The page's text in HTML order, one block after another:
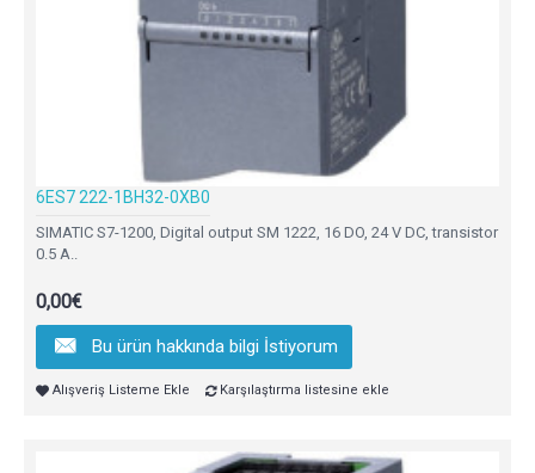
6ES7 222-1BH32-0XB0
SIMATIC S7-1200, Digital output SM 1222, 16 DO, 24 V DC, transistor
0.5 A..
0,00€
Bu ürün hakkında bilgi İstiyorum
Alışveriş Listeme Ekle Karşılaştırma listesine ekle